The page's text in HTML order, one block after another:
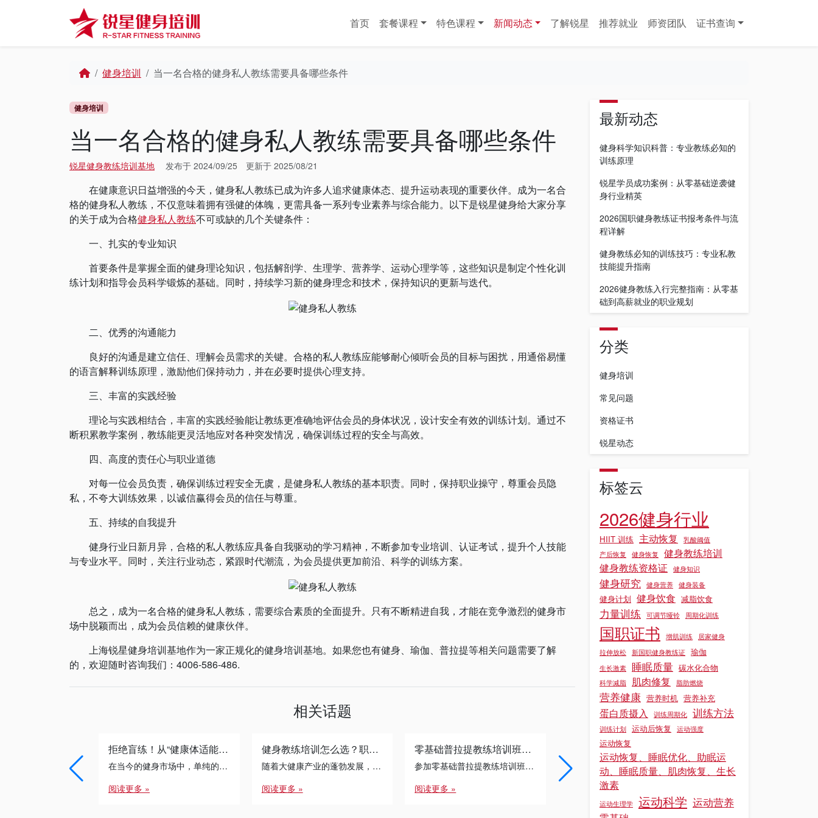
首页
套餐课程 特色课程 新闻动态 了解锐星 推荐就业 师资团队 证书查询
Home健身培训 当一名合格的健身私人教练需要具备哪些条件
健身培训
当一名合格的健身私人教练需要具备哪些条件
锐星健身教练培训基地 发布于 2024/09/25 更新于 2025/08/21
在健康意识日益增强的今天，健身私人教练已成为许多人追求健康体态、提升运动表现的重要伙伴。成为一名合
格的健身私人教练，不仅意味着拥有强健的体魄，更需具备一系列专业素养与综合能力。以下是锐星健身给大家分享
的关于成为合格健身私人教练不可或缺的几个关键条件：
一、扎实的专业知识
首要条件是掌握全面的健身理论知识，包括解剖学、生理学、营养学、运动心理学等，这些知识是制定个性化训
练计划和指导会员科学锻炼的基础。同时，持续学习新的健身理念和技术，保持知识的更新与迭代。
二、优秀的沟通能力
良好的沟通是建立信任、理解会员需求的关键。合格的私人教练应能够耐心倾听会员的目标与困扰，用通俗易懂
的语言解释训练原理，激励他们保持动力，并在必要时提供心理支持。
三、丰富的实践经验
理论与实践相结合，丰富的实践经验能让教练更准确地评估会员的身体状况，设计安全有效的训练计划。通过不
断积累教学案例，教练能更灵活地应对各种突发情况，确保训练过程的安全与高效。
四、高度的责任心与职业道德
对每一位会员负责，确保训练过程安全无虞，是健身私人教练的基本职责。同时，保持职业操守，尊重会员隐
私，不夸大训练效果，以诚信赢得会员的信任与尊重。
五、持续的自我提升
健身行业日新月异，合格的私人教练应具备自我驱动的学习精神，不断参加专业培训、认证考试，提升个人技能
与专业水平。同时，关注行业动态，紧跟时代潮流，为会员提供更加前沿、科学的训练方案。
总之，成为一名合格的健身私人教练，需要综合素质的全面提升。只有不断精进自我，才能在竞争激烈的健身市
场中脱颖而出，成为会员信赖的健康伙伴。
上海锐星健身培训基地作为一家正规化的健身培训基地。如果您也有健身、瑜伽、普拉提等相关问题需要了解
的，欢迎随时咨询我们：4006-586-486.
相关话题
拒绝盲练！从“健康体适能”到“运动康复”：专业健身教练的必修进阶之路
在当今的健身市场中，单纯的“带练”已经无法满足客户的需求。无论是减脂瓶颈期的突破，还是针对久坐人群的体态矫正， […]
阅读更多 »
健身教练培训怎么选？职业发展的避坑指南
随着大健康产业的蓬勃发展，健身教练培训已成为许多转行者与运动爱好者的首选路径。面对琳琅满目的课程体系，如何通过 […]
阅读更多 »
零基础普拉提教练培训班的学习过程中，如何平衡学习和生活?
参加零基础普拉提教练培训班是一个充满挑战的过程，如何在紧张的学习中保持生活平衡至关重要。以下是上海锐星健身给大家给出的几个实用建议：
阅读更多 »
在健身教练证培训过程中，教学环境宛如土壤，深深影响着学员这颗 “种子” 的成长，对学习效果发挥着关键作用。​所以，今天我们就跟着上海锐星健身一起从正文中具体了解一下关于健身教练证培训基地的教学环境对学员...
阅读更多 »
最新动态
健身科学知识科普：专业教练必知的
训练原理
锐星学员成功案例：从零基础逆袭健
身行业精英
2026国职健身教练证书报考条件与流
程详解
健身教练必知的训练技巧：专业私教
技能提升指南
2026健身教练入行完整指南：从零基
础到高薪就业的职业规划
分类
健身培训
常见问题
资格证书
锐星动态
标签云
2026健身行业
HIIT 训练 主动恢复
乳酸阈值
产后恢复
健身恢复
健身教练培训
健身教练资格证
健身知识
健身研究 健身营养 健身装备
健身计划 健身饮食 减脂饮食
力量训练 可调节哑铃 周期化训练
国职证书 增肌训练
居家健身
拉伸放松 新国职健身教练证 瑜伽
生长激素 睡眠质量 碳水化合物
科学减脂 肌肉修复 脂肪燃烧
营养健康 营养时机 营养补充
蛋白质摄入 训练周期化 训练方法
训练计划 运动后恢复 运动强度
运动恢复
运动恢复、睡眠优化、助眠运
动、睡眠质量、肌肉恢复、生长
激素
运动生理学 运动科学 运动营养